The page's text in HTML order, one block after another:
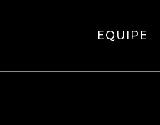
EQUIPE